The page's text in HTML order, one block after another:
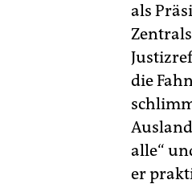
als
die
alle“
er